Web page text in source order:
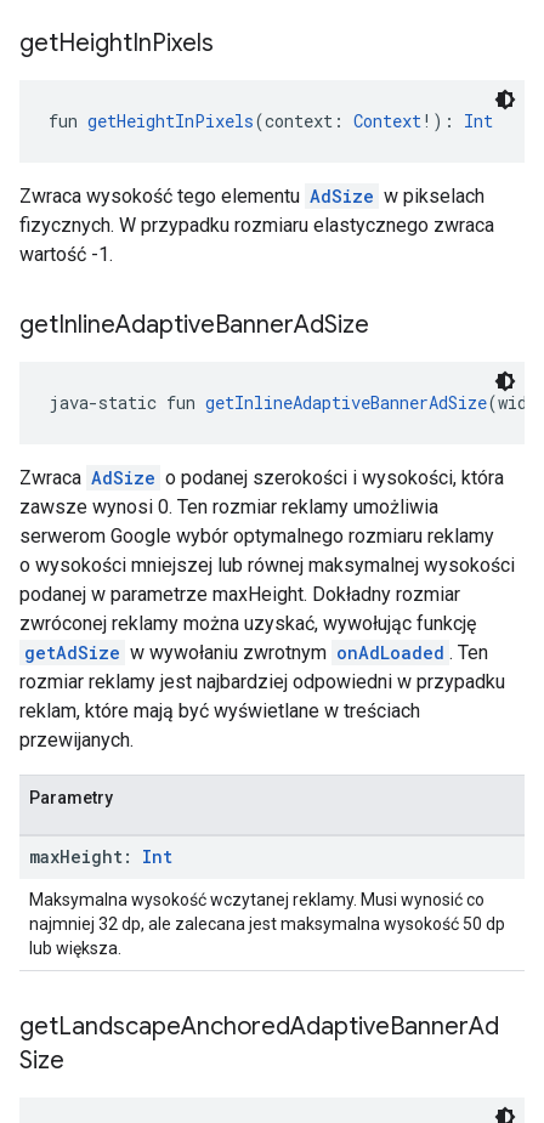
getHeightInPixels
fun getHeightInPixels(context: Context!): Int
Zwraca wysokość tego elementu AdSize w pikselach
fizycznych. W przypadku rozmiaru elastycznego zwraca
wartość -1.
getInlineAdaptiveBannerAdSize
java-static fun getInlineAdaptiveBannerAdSize
Zwraca AdSize o podanej szerokości i wysokości, która
zawsze wynosi 0. Ten rozmiar reklamy umożliwia
serwerom Google wybór optymalnego rozmiaru reklamy
o wysokości mniejszej lub równej maksymalnej wysokości
podanej w parametrze maxHeight. Dokładny rozmiar
zwróconej reklamy można uzyskać, wywołując funkcję
getAdSize w wywołaniu zwrotnym onAdLoaded . Ten
rozmiar reklamy jest najbardziej odpowiedni w przypadku
reklam, które mają być wyświetlane w treściach
przewijanych.
Parametry
maxHeight: Int
Maksymalna wysokość wczytanej reklamy. Musi wynosić co
najmniej 32 dp, ale zalecana jest maksymalna wysokość 50 dp
lub większa.
getLandscapeAnchoredAdaptiveBannerAd
Size